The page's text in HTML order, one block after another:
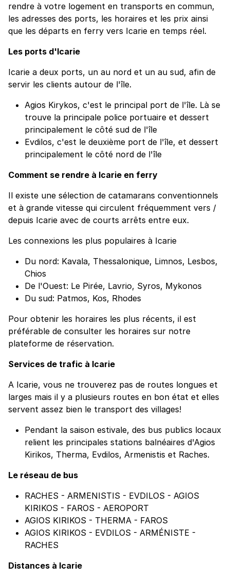
rendre à votre logement en transports en commun,
les adresses des ports, les horaires et les prix ainsi
que les départs en ferry vers Icarie en temps réel.
Les ports d'Icarie
Icarie a deux ports, un au nord et un au sud, afin de
servir les clients autour de l'île.
Agios Kirykos, c'est le principal port de l'île. Là se
trouve la principale police portuaire et dessert
principalement le côté sud de l'île
Evdilos, c'est le deuxième port de l'île, et dessert
principalement le côté nord de l'île
Comment se rendre à Icarie en ferry
Il existe une sélection de catamarans conventionnels
et à grande vitesse qui circulent fréquemment vers /
depuis Icarie avec de courts arrêts entre eux.
Les connexions les plus populaires à Icarie
Du nord: Kavala, Thessalonique, Limnos, Lesbos,
Chios
De l'Ouest: Le Pirée, Lavrio, Syros, Mykonos
Du sud: Patmos, Kos, Rhodes
Pour obtenir les horaires les plus récents, il est
préférable de consulter les horaires sur notre
plateforme de réservation.
Services de trafic à Icarie
A Icarie, vous ne trouverez pas de routes longues et
larges mais il y a plusieurs routes en bon état et elles
servent assez bien le transport des villages!
Pendant la saison estivale, des bus publics locaux
relient les principales stations balnéaires d'Agios
Kirikos, Therma, Evdilos, Armenistis et Raches.
Le réseau de bus
RACHES - ARMENISTIS - EVDILOS - AGIOS
KIRIKOS - FAROS - AEROPORT
AGIOS KIRIKOS - THERMA - FAROS
AGIOS KIRIKOS - EVDILOS - ARMÉNISTE -
RACHES
Distances à Icarie